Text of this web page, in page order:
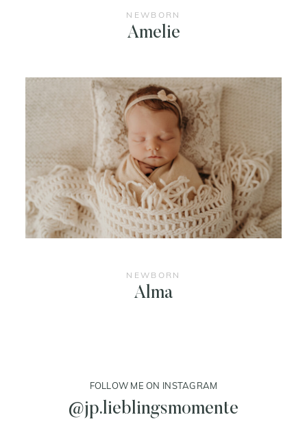
NEWBORN
Amelie
NEWBORN
Alma
FOLLOW ME ON INSTAGRAM
@jp.lieblingsmomente